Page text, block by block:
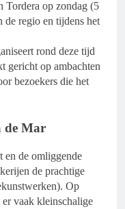
Tordera op zondag (5
de regio en tijdens het
rond deze tijd
gericht op ambachten
bezoekers die het
de Mar
en de omliggende
de prachtige
Op
vaak kleinschalige